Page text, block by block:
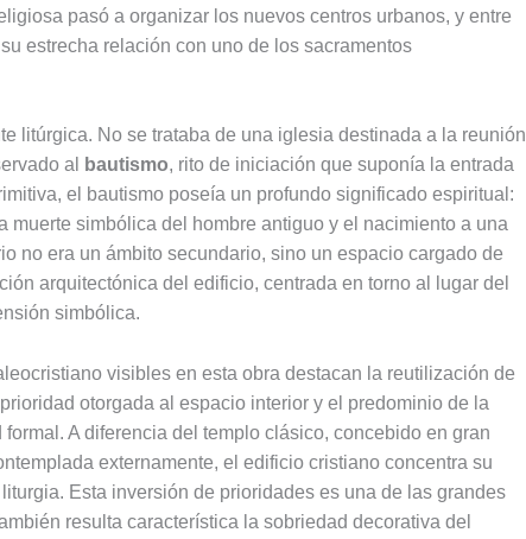
pasó a organizar los nuevos centros urbanos, y entre
estrecha relación con uno de los sacramentos
litúrgica. No se trataba de una iglesia destinada a la reunión
al
bautismo, rito de iniciación que suponía la entrada
el bautismo poseía un profundo significado espiritual:
muerte simbólica del hombre antiguo y el nacimiento a una
no era un ámbito secundario, sino un espacio cargado de
arquitectónica del edificio, centrada en torno al lugar del
simbólica.
visibles en esta obra destacan la reutilización de
otorgada al espacio interior y el predominio de la
A diferencia del templo clásico, concebido en gran
externamente, el edificio cristiano concentra su
Esta inversión de prioridades es una de las grandes
resulta característica la sobriedad decorativa del